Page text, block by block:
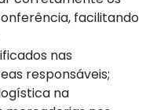
facilitando
nas
responsáveis;
na